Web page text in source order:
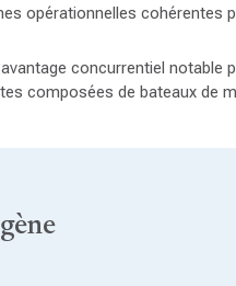
opérationnelles cohérentes
concurrentiel notable
composées de bateaux de